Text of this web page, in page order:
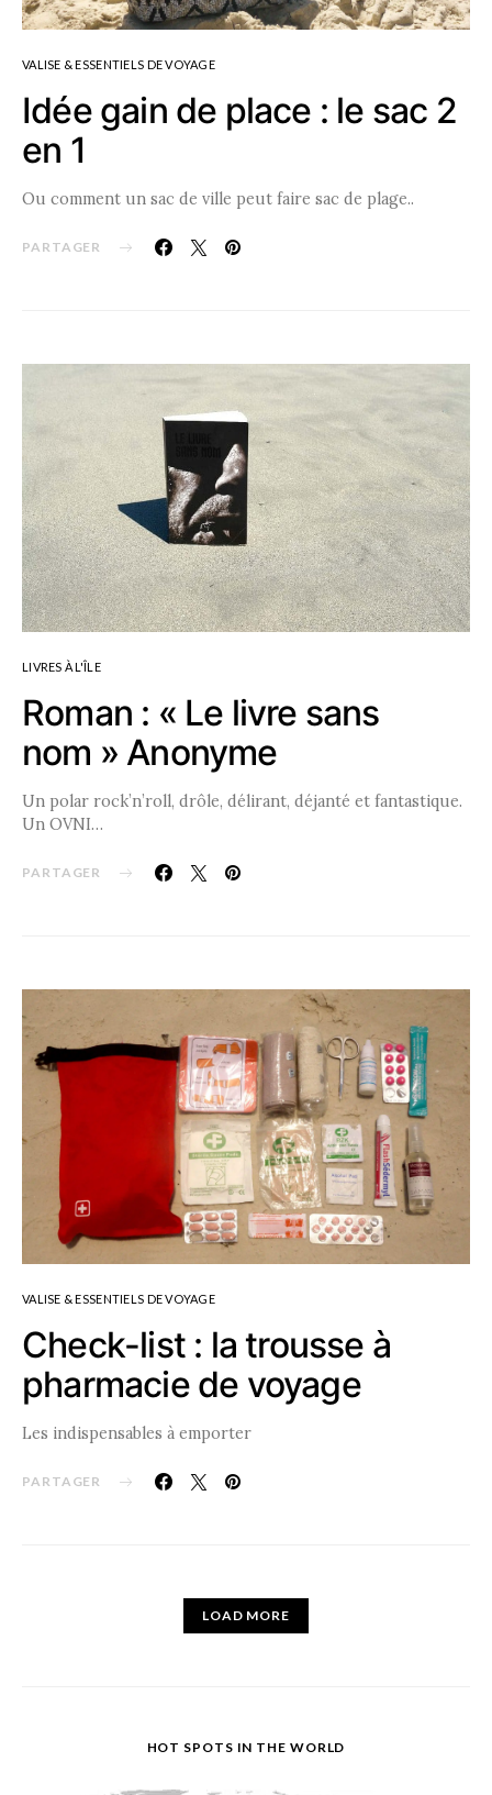
VALISE & ESSENTIELS DE VOYAGE
Idée gain de place : le sac 2
en 1
Ou comment un sac de ville peut faire sac de plage..
PARTAGER
LIVRES À L'ÎLE
Roman : « Le livre sans
nom » Anonyme
Un polar rock’n’roll, drôle, délirant, déjanté et fantastique.
Un OVNI…
PARTAGER
VALISE & ESSENTIELS DE VOYAGE
Check-list : la trousse à
pharmacie de voyage
Les indispensables à emporter
PARTAGER
LOAD MORE
HOT SPOTS IN THE WORLD